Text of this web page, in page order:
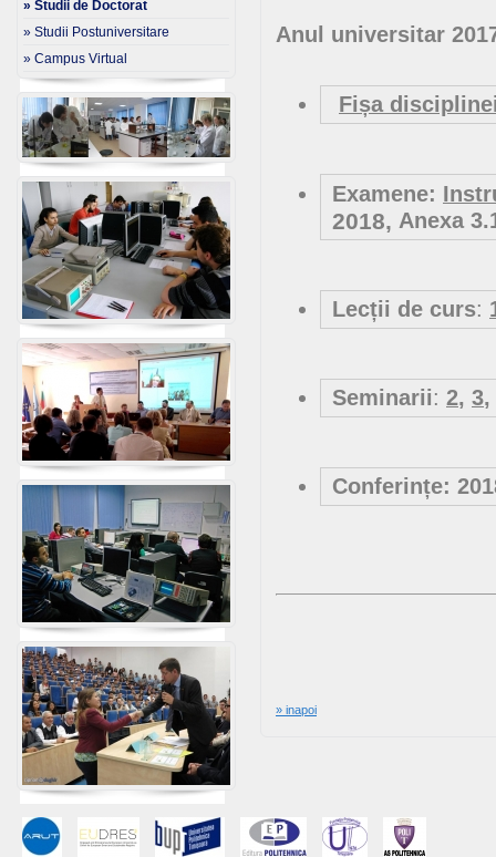
» Studii de Doctorat
» Studii Postuniversitare
» Campus Virtual
Anul universitar
Fișa
Examene:
2018, Anexa
Lecții de curs:
Seminarii: 2, 3,
Conferințe:
» inapoi